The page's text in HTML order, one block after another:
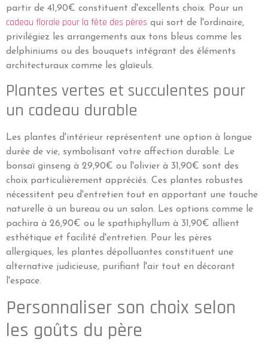
partir de 41,90€ constituent d'excellents choix. Pour un
cadeau florale pour la fête des pères qui sort de l'ordinaire,
privilégiez les arrangements aux tons bleus comme les
delphiniums ou des bouquets intégrant des éléments
architecturaux comme les glaïeuls.
Plantes vertes et succulentes pour
un cadeau durable
Les plantes d'intérieur représentent une option à longue
durée de vie, symbolisant votre affection durable. Le
bonsaï ginseng à 29,90€ ou l'olivier à 31,90€ sont des
choix particulièrement appréciés. Ces plantes robustes
nécessitent peu d'entretien tout en apportant une touche
naturelle à un bureau ou un salon. Les options comme le
pachira à 26,90€ ou le spathiphyllum à 31,90€ allient
esthétique et facilité d'entretien. Pour les pères
allergiques, les plantes dépolluantes constituent une
alternative judicieuse, purifiant l'air tout en décorant
l'espace.
Personnaliser son choix selon
les goûts du père